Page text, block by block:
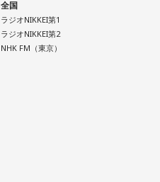
全国
ラジオNIKKEI第1
ラジオNIKKEI第2
NHK FM（東京）